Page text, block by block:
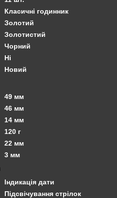
Класичні годинник
Золотий
Золотистий
Чорний
Ні
Новий
49 мм
46 мм
14 мм
120 г
22 мм
3 мм
Індикація дати
Підсвічування стрілок